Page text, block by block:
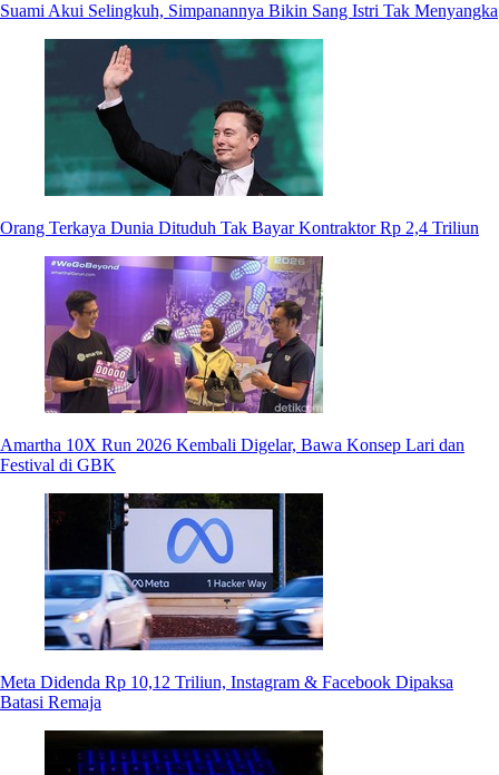
Suami Akui Selingkuh, Simpanannya Bikin Sang Istri Tak Menyangka
Orang Terkaya Dunia Dituduh Tak Bayar Kontraktor Rp 2,4 Triliun
Amartha 10X Run 2026 Kembali Digelar, Bawa Konsep Lari dan
Festival di GBK
Meta Didenda Rp 10,12 Triliun, Instagram & Facebook Dipaksa
Batasi Remaja